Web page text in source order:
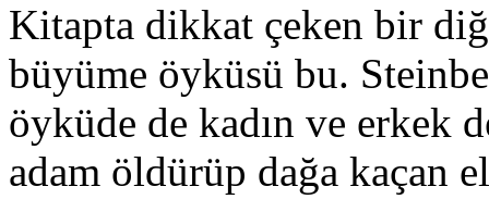
Kitapta dikkat çeken bir
büyüme öyküsü bu.
öyküde de kadın ve erkek
adam öldürüp dağa kaçan